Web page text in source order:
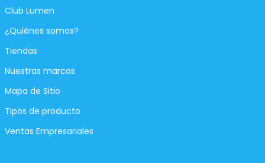
Club Lumen
¿Quiénes somos?
Tiendas
Nuestras marcas
Mapa de Sitio
Tipos de producto
Ventas Empresariales